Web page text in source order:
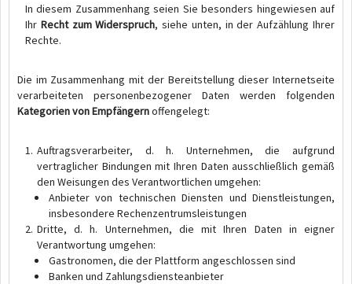
In diesem Zusammenhang seien Sie besonders hingewiesen auf
Ihr Recht zum Widerspruch, siehe unten, in der Aufzählung Ihrer
Rechte.
Die im Zusammenhang mit der Bereitstellung dieser Internetseite
verarbeiteten personenbezogener Daten werden folgenden
Kategorien von Empfängernoffengelegt:
Auftragsverarbeiter, d. h. Unternehmen, die aufgrund
vertraglicher Bindungen mit Ihren Daten ausschließlich gemäß
den Weisungen des Verantwortlichen umgehen:
Anbieter von technischen Diensten und Dienstleistungen,
insbesondere Rechenzentrumsleistungen
Dritte, d. h. Unternehmen, die mit Ihren Daten in eigner
Verantwortung umgehen:
Gastronomen, die der Plattform angeschlossen sind
Banken und Zahlungsdiensteanbieter